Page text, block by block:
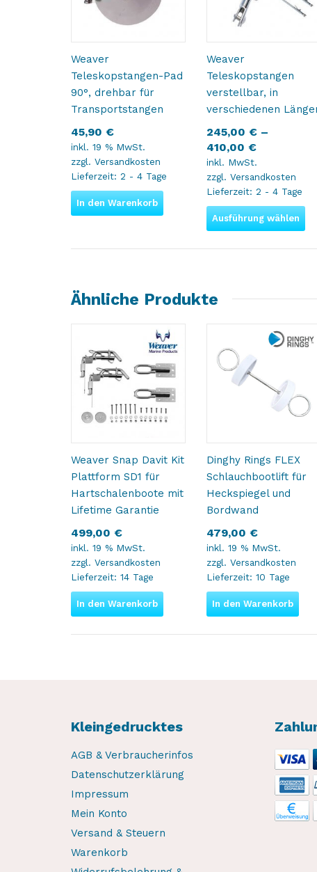
Weaver
Teleskopstangen-Pad
90°, drehbar für
Transportstangen
45,90 €
inkl. 19 % MwSt.
zzgl. Versandkosten
Lieferzeit: 2 - 4 Tage
In den Warenkorb
Weaver
Teleskopstangen
verstellbar, in
verschiedenen
245,00 € –
410,00 €
inkl. MwSt.
zzgl. Versandkosten
Lieferzeit: 2 - 4 Tage
Ausführung wählen
Ähnliche Produkte
Weaver Snap Davit Kit
Plattform SD1 für
Hartschalenboote mit
Lifetime Garantie
499,00 €
inkl. 19 % MwSt.
zzgl. Versandkosten
Lieferzeit: 14 Tage
In den Warenkorb
Dinghy Rings FLEX
Schlauchbootlift für
Heckspiegel und
Bordwand
479,00 €
inkl. 19 % MwSt.
zzgl. Versandkosten
Lieferzeit: 10 Tage
In den Warenkorb
Kleingedrucktes
AGB & Verbraucherinfos
Datenschutzerklärung
Impressum
Mein Konto
Versand & Steuern
Warenkorb